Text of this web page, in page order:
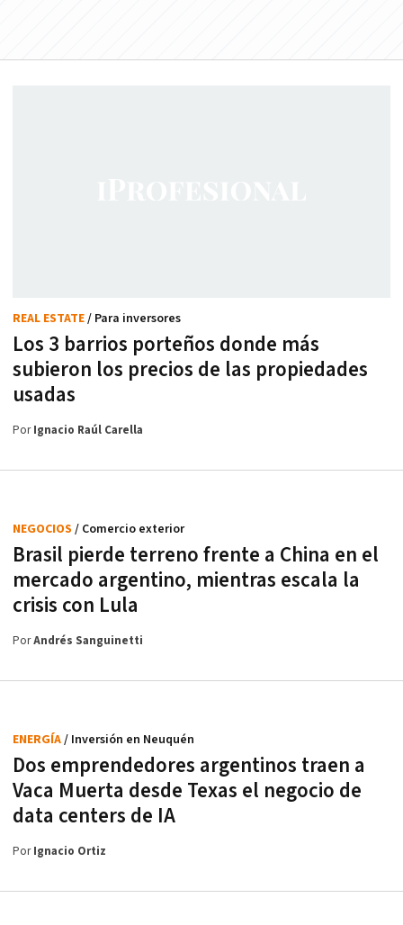
Los 3 barrios porteños donde más
subieron los precios de las propiedades
usadas
REAL ESTATE/ Para inversores
PorIgnacio Raúl Carella
Brasil pierde terreno frente a China en el
mercado argentino, mientras escala la
crisis con Lula
NEGOCIOS / Comercio exterior
PorAndrés Sanguinetti
Dos emprendedores argentinos traen a
Vaca Muerta desde Texas el negocio de
data centers de IA
ENERGÍA/ Inversión en Neuquén
PorIgnacio Ortiz